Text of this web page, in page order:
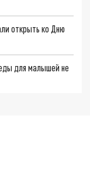
открыть ко Дню
для малышей не